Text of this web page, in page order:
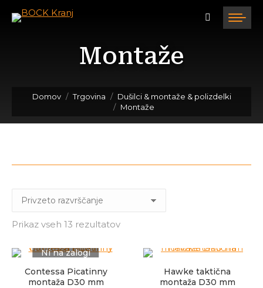
Montaže
Domov Trgovina
Dušilci & montaže & polizdelki
Montaže
Prikaz vseh 13 rezultatov
Ni na zalogi
Contessa Picatinny
montaža D30 mm
Hawke taktična
montaža D30 mm